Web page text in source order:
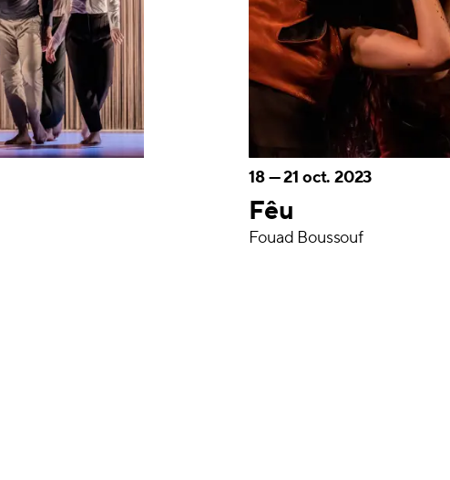
Fêu
18—21 oct. 2023
Fouad Boussouf